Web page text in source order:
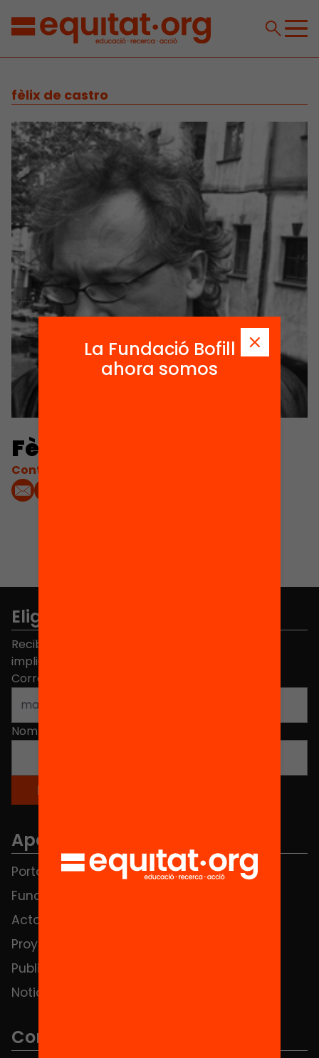
fèlix de castro
Fèlix De Castro
Contacta'm:
Elige equidad
Recibe contenidos, iniciativas y proyectos para
implicarte.
Correo electrónico
Nombre
Apartados
Portada
Fundación
Actos
Proyectos
Publicaciones y vídeos
Noticias
FAQS
Contacto
La Fundació Bofill
ahora somos